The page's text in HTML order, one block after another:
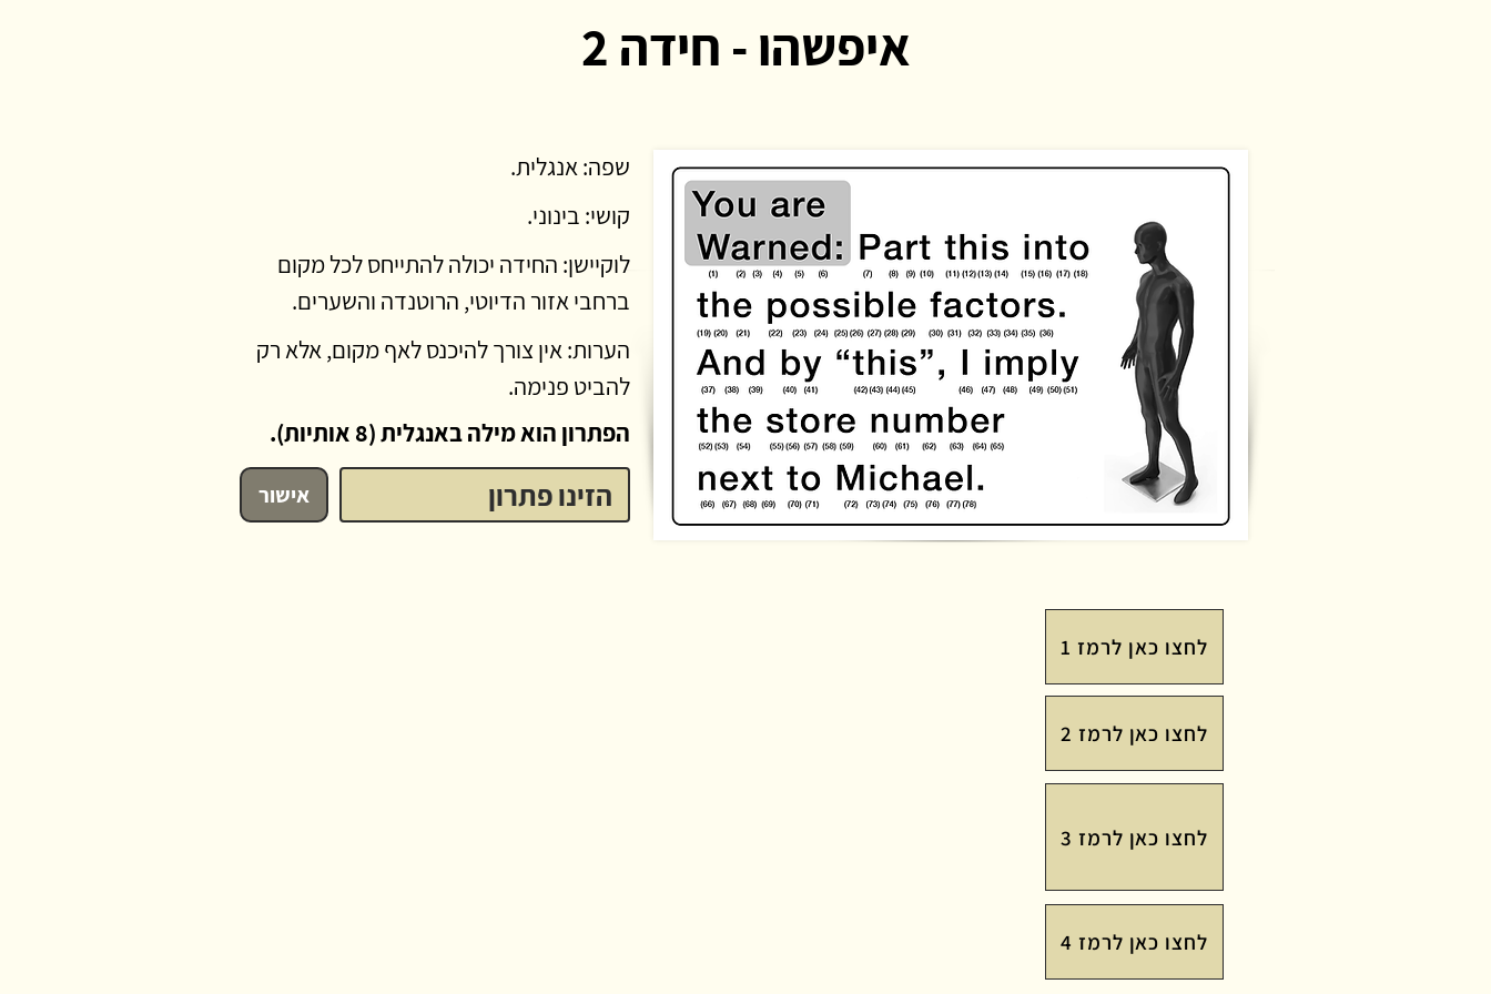
איפשהו - חידה 2
שפה: אנגלית.
קושי: בינוני.
לוקיישן: החידה יכולה להתייחס לכל מקום
ברחבי אזור הדיוטי, הרוטנדה והשערים.
הערות: אין צורך להיכנס לאף מקום, אלא רק
להביט פנימה.
הפתרון הוא מילה באנגלית (8 אותיות).
אישור
לחצו כאן לרמז 1
לחצו כאן לרמז 2
לחצו כאן לרמז 3
לחצו כאן לרמז 4